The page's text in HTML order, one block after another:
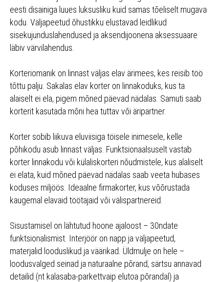
eesti disainiga luues luksusliku kuid samas tõeliselt mugava
kodu. Väljapeetud õhustikku elustavad leidlikud
sisekujunduslahendused ja aksendijoonena aksessuaare
läbiv värvilahendus.
Korteriomanik on linnast väljas elav ärimees, kes reisib töö
tõttu palju. Sakalas elav korter on linnakoduks, kus ta
alaiselt ei ela, pigem mõned päevad nädalas. Samuti saab
korterit kasutada mõni hea tuttav või äripartner.
Korter sobib liikuva eluviisiga töisele inimesele, kelle
põhikodu asub linnast väljas. Funktsionaalsuselt vastab
korter linnakodu või külaliskorteri nõudmistele, kus alaliselt
ei elata, kuid mõned päevad nädalas saab veeta hubases
koduses miljöös. Ideaalne firmakorter, kus võõrustada
kaugemal elavaid töötajaid või välispartnereid.
Sisustamisel on lähtutud hoone ajaloost – 30ndate
funktsionalismist. Interjöör on napp ja väljapeetud,
materjalid looduslikud ja väärikad. Üldmulje on hele –
loodusvalged seinad ja naturaalne põrand, särtsu annavad
detailid (nt kalasaba-parkettvaip elutoa põrandal) ja